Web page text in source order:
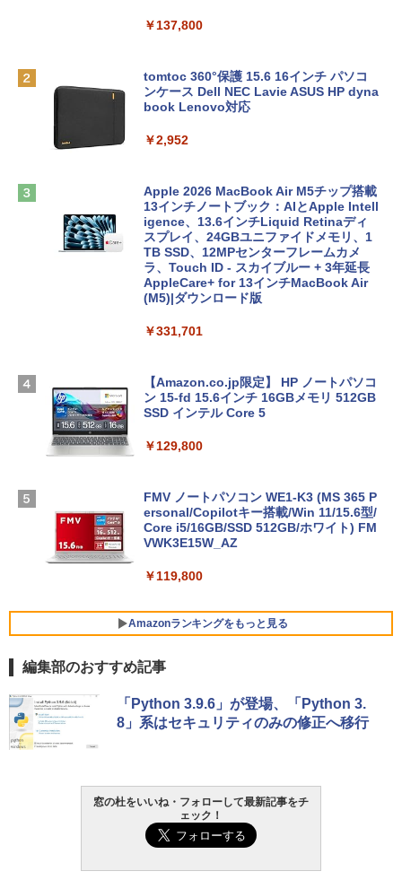
￥137,800
tomtoc 360°保護 15.6 16インチ パソコ
ンケース Dell NEC Lavie ASUS HP dyna
book Lenovo対応
￥2,952
Apple 2026 MacBook Air M5チップ搭載
13インチノートブック：AIとApple Intell
igence、13.6インチLiquid Retinaディ
スプレイ、24GBユニファイドメモリ、1
TB SSD、12MPセンターフレームカメ
ラ、Touch ID - スカイブルー + 3年延長
AppleCare+ for 13インチMacBook Air
(M5)|ダウンロード版
￥331,701
【Amazon.co.jp限定】 HP ノートパソコ
ン 15-fd 15.6インチ 16GBメモリ 512GB
SSD インテル Core 5
￥129,800
FMV ノートパソコン WE1-K3 (MS 365 P
ersonal/Copilotキー搭載/Win 11/15.6型/
Core i5/16GB/SSD 512GB/ホワイト) FM
VWK3E15W_AZ
￥119,800
Amazonランキングをもっと見る
Xbox プリペイドカード 10,000円 デジタ
ルコード 【旧 Xbox ギフトカード】 [オ
ンラインコード]
Robloxギフトカード - 800 Robux 【限
定バーチャルアイテムを含む】 【オンラ
インゲームコード】 ロブロックス | オン
生成AIパスポート公式テキスト 第４版
￥1,766
AIイラスト表現辞典: 思い通りの絵を引き
出す プロンプトの言葉 AI画像生成シリー
ズ (はぴーイラストLabo)
￥99
Amazon Kindle Paperwhite (16GB) 7イ
ンチディスプレイ、色調調節ライト、12
週間持続バッテリー、広告なし、ブラッ
Amazon Kindle - 目に優しい、かさばら
ない、大きな画面で読みやすい、6週間持
書籍リーダー、ブラック、16GB、広告な
編集部のおすすめ記事
「Python 3.9.6」が登場、「Python 3.
8」系はセキュリティのみの修正へ移行
窓の杜をいいね・フォローして最新記事をチ
ェック！